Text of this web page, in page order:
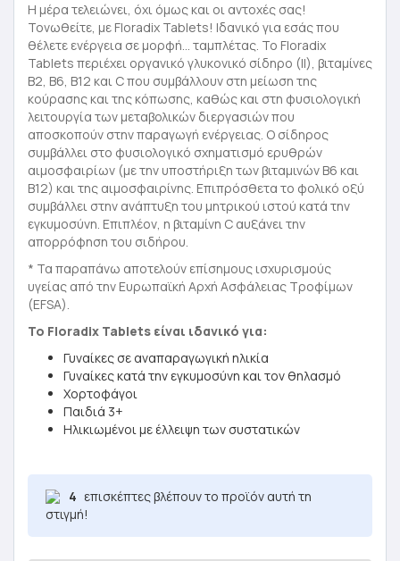
Η μέρα τελειώνει, όχι όμως και οι αντοχές σας!
Τονωθείτε, με Floradix Tablets! Ιδανικό για εσάς που
θέλετε ενέργεια σε μορφή… ταμπλέτας. Το Floradix
Tablets περιέχει οργανικό γλυκονικό σίδηρο (ΙΙ), βιταμίνες
Β2, Β6, Β12 και C που συμβάλλουν στη μείωση της
κούρασης και της κόπωσης, καθώς και στη φυσιολογική
λειτουργία των μεταβολικών διεργασιών που
αποσκοπούν στην παραγωγή ενέργειας. Ο σίδηρος
συμβάλλει στο φυσιολογικό σχηματισμό ερυθρών
αιμοσφαιρίων (με την υποστήριξη των βιταμινών Β6 και
Β12) και της αιμοσφαιρίνης. Επιπρόσθετα το φολικό οξύ
συμβάλλει στην ανάπτυξη του μητρικού ιστού κατά την
εγκυμοσύνη. Επιπλέον, η βιταμίνη C αυξάνει την
απορρόφηση του σιδήρου.
* Τα παραπάνω αποτελούν επίσημους ισχυρισμούς
υγείας από την Ευρωπαϊκή Αρχή Ασφάλειας Τροφίμων
(EFSA).
Το Floradix Tablets είναι ιδανικό για:
Γυναίκες σε αναπαραγωγική ηλικία
Γυναίκες κατά την εγκυμοσύνη και τον θηλασμό
Χορτοφάγοι
Παιδιά 3+
Ηλικιωμένοι με έλλειψη των συστατικών
4 επισκέπτες βλέπουν το προϊόν αυτή τη
στιγμή!